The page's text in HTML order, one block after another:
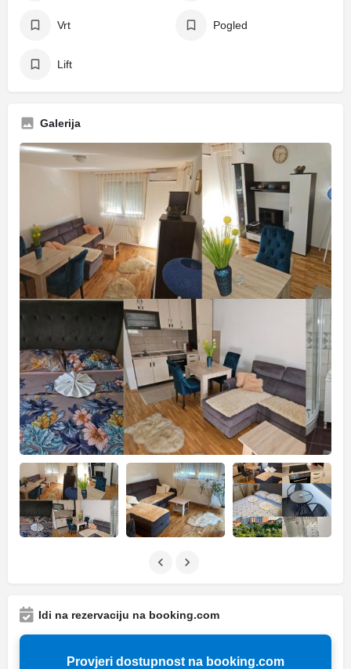
Vrt Pogled
Lift
Galerija
Idi na rezervaciju na booking.com
Provjeri dostupnost na booking.com